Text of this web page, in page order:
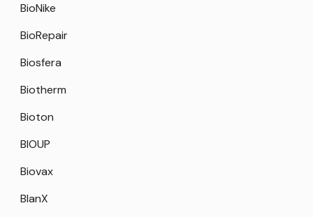
BioNike
BioRepair
Biosfera
Biotherm
Bioton
BIOUP
Biovax
BlanX